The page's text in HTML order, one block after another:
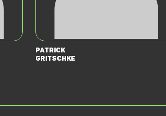
Patrick
Gritschke